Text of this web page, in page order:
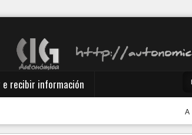
e recibir información
A